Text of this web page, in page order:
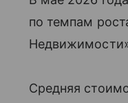
по темпам
Средняя